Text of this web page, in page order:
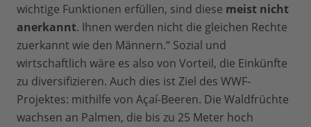
wichtige Funktionen erfüllen, sind diese meist nicht
anerkannt. Ihnen werden nicht die gleichen Rechte
zuerkannt wie den Männern.“ Sozial und
wirtschaftlich wäre es also von Vorteil, die Einkünfte
zu diversifizieren. Auch dies ist Ziel des WWF-
Projektes: mithilfe von Açaí-Beeren. Die Waldfrüchte
wachsen an Palmen, die bis zu 25 Meter hoch